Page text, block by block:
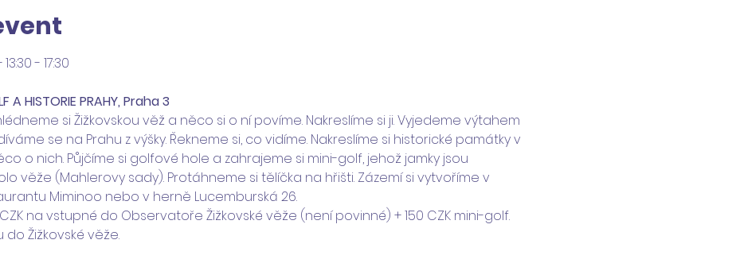
- 17:30
A HISTORIE PRAHY, Praha 3
si Žižkovskou věž a něco si o ní povíme. Nakreslíme si ji. Vyjedeme výtahem
se na Prahu z výšky. Řekneme si, co vidíme. Nakreslíme si historické památky v
o nich. Půjčíme si golfové hole a zahrajeme si mini-golf, jehož jamky jsou
věže (Mahlerovy sady). Protáhneme si tělíčka na hřišti. Zázemí si vytvoříme v
Miminoo nebo v herně Lucemburská 26.
na vstupné do Observatoře Žižkovské věže (není povinné) + 150 CZK mini-golf.
Žižkovské věže.